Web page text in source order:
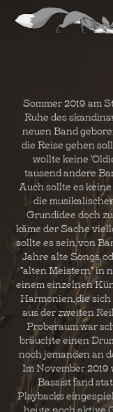
Sommer 2019 am
Ruhe des
neuen Band
die Reise gehen
wollte keine
tausend andere
Auch sollte es
die
Grundidee doch
käme der Sache
sollte es sein, von
Jahre alte Songs,
"alten Meistern" in
einem einzelnen
Harmonien, die
aus der zweiten
Proberaum war
bräuchte einen
noch jemanden an
Im November 2019
Bassist fand
Playbacks
heute noch aktive